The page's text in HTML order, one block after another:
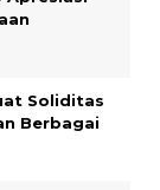
Soliditas
Berbagai